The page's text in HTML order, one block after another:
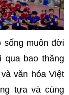
sống muôn đời
qua bao thăng
văn hóa Việt
tựa và cùng